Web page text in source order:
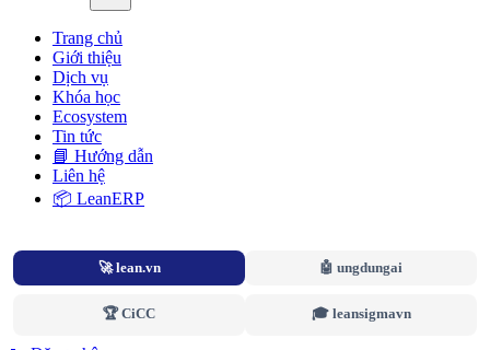
Trang chủ
Giới thiệu
Dịch vụ
Khóa học
Ecosystem
Tin tức
📘 Hướng dẫn
Liên hệ
📦 LeanERP
🚀 lean.vn 🤖 ungdungai
🏆 CiCC 🎓 leansigmavn